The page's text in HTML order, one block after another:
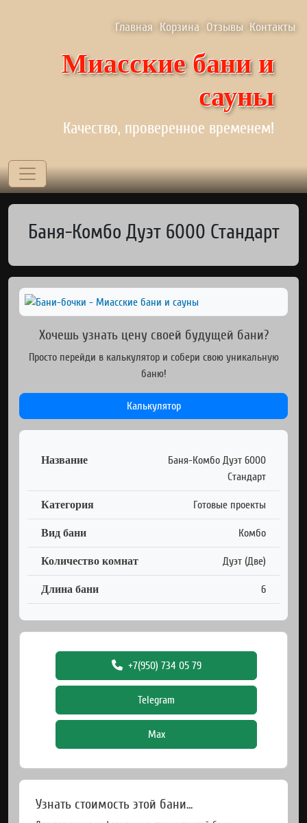
Верхнее менюГлавная Корзина Отзывы Контакты
Миасские бани и
сауны
Качество, проверенное временем!
Баня-Комбо Дуэт 6000 Стандарт
Хочешь узнать цену своей будущей бани?
Просто перейди в калькулятор и собери свою уникальную
баню!
Калькулятор
Название
Баня-Комбо Дуэт 6000
Стандарт
Категория Готовые проекты
Вид бани Комбо
Количество комнат Дуэт (Две)
Длина бани 6
+7(950) 734 05 79
Telegram
Max
Узнать стоимость этой бани...